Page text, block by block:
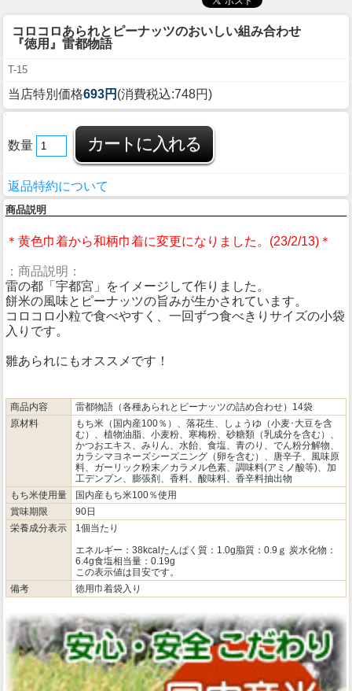
コロコロあられとピーナッツのおいしい組み合わせ
『徳用』雷都物語
T-15
当店特別価格693円 (消費税込:748円)
数量
返品特約について
商品説明
＊黄色巾着から和柄巾着に変更になりました。(23/2/13)＊
：商品説明：
雷の都「宇都宮」をイメージして作りました。
餅米の風味とピーナッツの旨みが生かされています。
コロコロ小粒で食べやすく、一回ずつ食べきりサイズの小袋
入りです。
雛あられにもオススメです！
商品内容
雷都物語（各種あられとピーナッツの詰め合わせ）14袋
原材料
もち米（国内産100％）、落花生、しょうゆ（小麦･大豆を含
む）、植物油脂、小麦粉、寒梅粉、砂糖類（乳成分を含む）、
かつおエキス、みりん、水飴、食塩、青のり、でん粉分解物、
カラシマヨネーズシーズニング（卵を含む）、唐辛子、風味原
料、ガーリック粉末／カラメル色素、調味料(アミノ酸等)、加
工デンプン、膨張剤、香料、酸味料、香辛料抽出物
もち米使用量
国内産もち米100％使用
賞味期限
90日
栄養成分表示
1個当たり
エネルギー：38kcalたんぱく質：1.0g脂質：0.9ｇ 炭水化物：
6.4g食塩相当量：0.19g
この表示値は目安です。
備考
徳用巾着袋入り